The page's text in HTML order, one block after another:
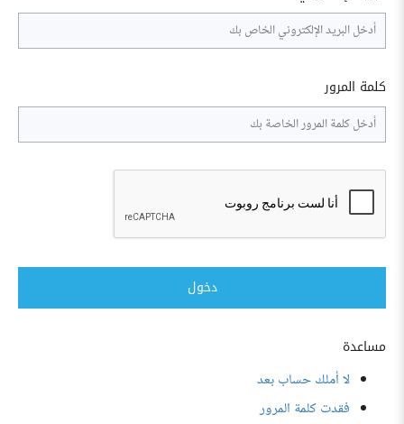
كلمة المرور
دخول
مساعدة
لا أملك حساب بعد
فقدت كلمة المرور